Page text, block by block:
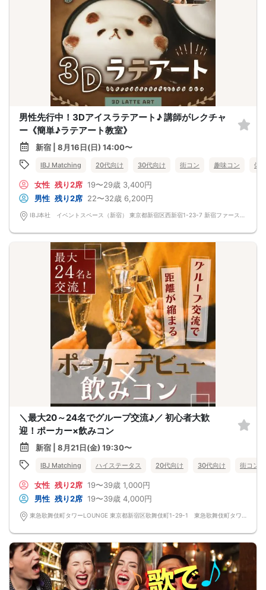
男性先行中！3Dアイスラテアート♪ 講師がレクチャ
ー《簡単♪ラテアート教室》
新宿 | 8月16日(日) 14:00〜
IBJ Matching 20代向け 30代向け 街コン 趣味コン 体
女性 残り2席 19〜29歳 3,400円
男性 残り2席 22〜32歳 6,200円
＼最大20～24名でグループ交流♪／ 初心者大歓
迎！ポーカー×飲みコン
新宿 | 8月21日(金) 19:30〜
IBJ Matching ハイステータス 20代向け 30代向け 街コン
女性 残り2席 19〜39歳 1,000円
男性 残り2席 19〜39歳 4,000円
東急歌舞伎町タワーLOUNGE 東京都新宿区歌舞伎町1-29-1 東急歌舞伎町タワー5F